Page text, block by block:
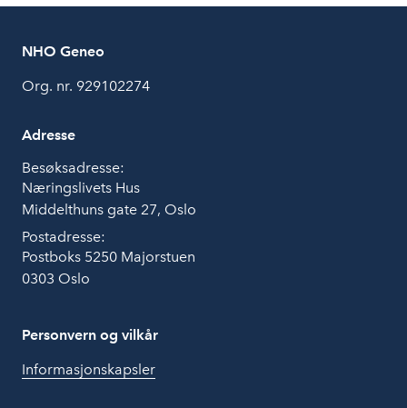
NHO Geneo
Org. nr. 929102274
Adresse
Besøksadresse:
Næringslivets Hus
Middelthuns gate 27, Oslo
Postadresse:
Postboks 5250 Majorstuen
0303 Oslo
Personvern og vilkår
Informasjonskapsler